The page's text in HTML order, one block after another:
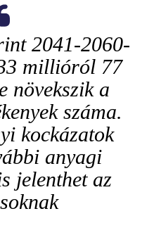
2041-2060-
millióról 77
növekszik a
száma.
kockázatok
anyagi
jelenthet az